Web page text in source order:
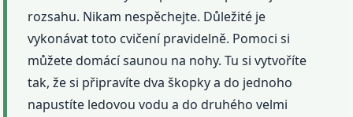
rozsahu. Nikam nespěchejte. Důležité je
vykonávat toto cvičení pravidelně. Pomoci si
můžete domácí saunou na nohy. Tu si vytvoříte
tak, že si připravíte dva škopky a do jednoho
napustíte ledovou vodu a do druhého velmi